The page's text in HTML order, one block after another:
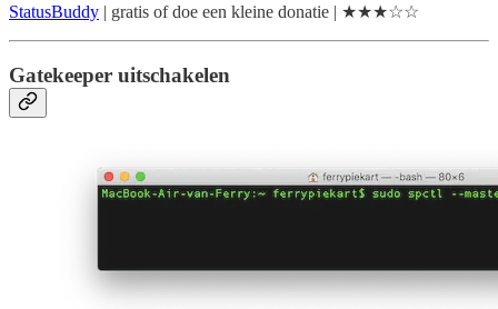
StatusBuddy | gratis of doe een kleine donatie | ★★★☆☆
Gatekeeper uitschakelen